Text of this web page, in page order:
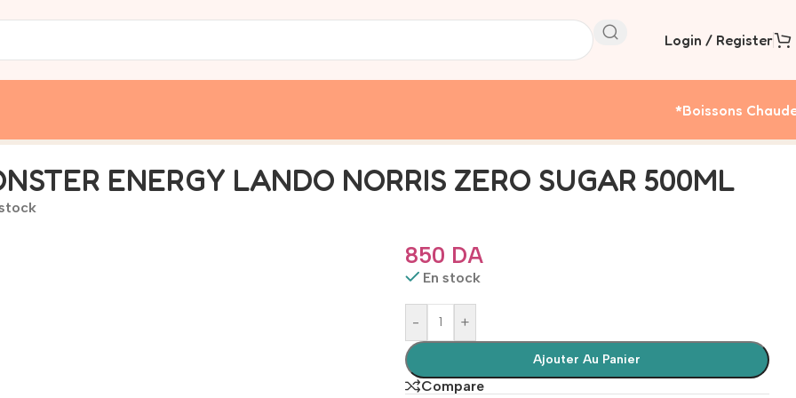
Login / Register
*boissons
ENERGY LANDO NORRIS ZERO SUGAR 500ML
850 DA
En stock
- +
Ajouter Au Panier
Compare